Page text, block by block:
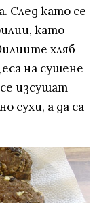
След като се
като
хляб
на сушене
изсушат
сухи, а да са